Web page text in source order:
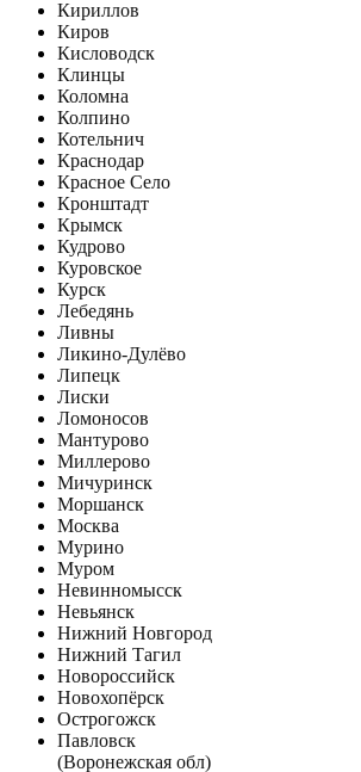
Кириллов
Киров
Кисловодск
Клинцы
Коломна
Колпино
Котельнич
Краснодар
Красное Село
Кронштадт
Крымск
Кудрово
Куровское
Курск
Лебедянь
Ливны
Ликино-Дулёво
Липецк
Лиски
Ломоносов
Мантурово
Миллерово
Мичуринск
Моршанск
Москва
Мурино
Муром
Невинномысск
Невьянск
Нижний Новгород
Нижний Тагил
Новороссийск
Новохопёрск
Острогожск
Павловск
(Воронежская обл)